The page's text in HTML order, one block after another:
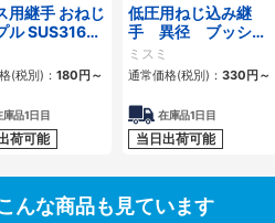
用継手 おねじ
ル SUS316・
・黄銅
(税別)： 180円～
庫品1日目
荷可能
低圧用ねじ込み継
手 異径 ブッシン
グ
ミスミ
通常価格(税別)： 330円～
在庫品1日目
当日出荷可能
んな商品も見ています